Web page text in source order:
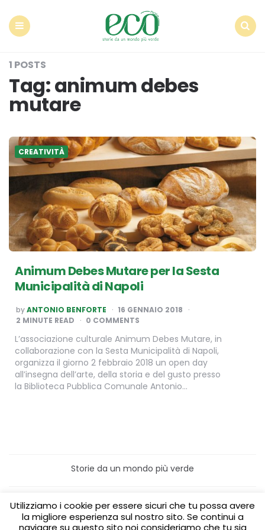
1 POSTS
Tag:animum debes
mutare
CREATIVITÀ
Animum Debes Mutare per la Sesta
Municipalità di Napoli
POSTED
BY
byANTONIO BENFORTE
16 GENNAIO 2018
2 MINUTE READ 0 COMMENTS
L’associazione culturale Animum Debes Mutare, in
collaborazione con la Sesta Municipalità di Napoli,
organizza il giorno 2 febbraio 2018 un open day
all’insegna dell’arte, della storia e del gusto presso
la Biblioteca Pubblica Comunale Antonio…
Storie da un mondo più verde
Home
Turismo sostenibile
Laboratori/Visite per le scuole
Green content per aziende Media Partner
Utilizziamo i cookie per essere sicuri che tu possa avere
la migliore esperienza sul nostro sito. Se continui a
navigare su questo sito noi consideriamo che tu sia